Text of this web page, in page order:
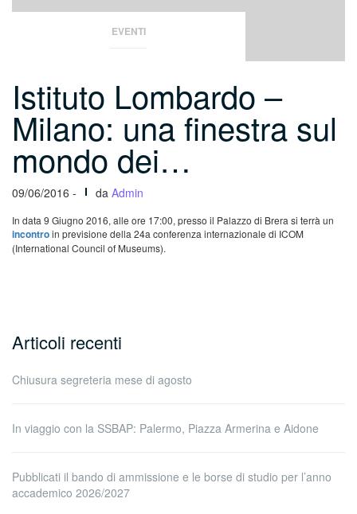
EVENTI
Istituto Lombardo –
Milano: una finestra sul
mondo dei…
09/06/2016 - da Admin
In data 9 Giugno 2016, alle ore 17:00, presso il Palazzo di Brera si terrà un
incontroin previsione della 24a conferenza internazionale di ICOM
(International Council of Museums).
Articoli recenti
Chiusura segreteria mese di agosto
In viaggio con la SSBAP: Palermo, Piazza Armerina e Aidone
Pubblicati il bando di ammissione e le borse di studio per l’anno
accademico 2026/2027